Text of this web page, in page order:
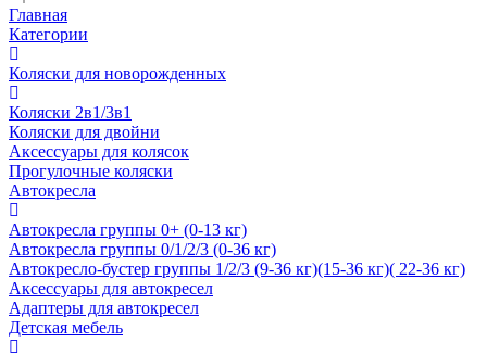
Главная
Категории
Коляски для новорожденных
Коляски 2в1/3в1
Коляски для двойни
Аксессуары для колясок
Прогулочные коляски
Автокресла
Автокресла группы 0+ (0-13 кг)
Автокресла группы 0/1/2/3 (0-36 кг)
Автокресло-бустер группы 1/2/3 (9-36 кг)(15-36 кг)( 22-36 кг)
Аксессуары для автокресел
Адаптеры для автокресел
Детская мебель